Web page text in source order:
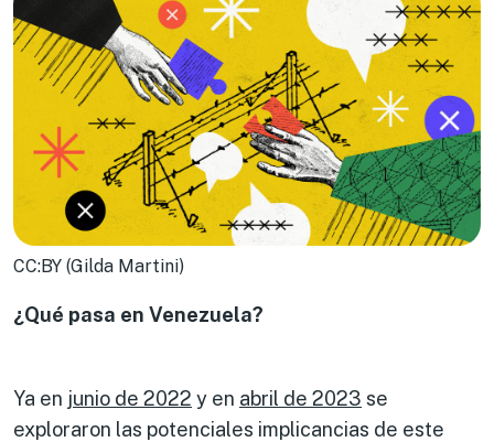
CC:BY (Gilda Martini)
¿Qué pasa en Venezuela?
Ya en junio de 2022 y en abril de 2023 se
exploraron las potenciales implicancias de este